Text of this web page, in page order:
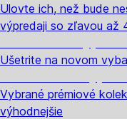
Ulovte ich, než bude
výpredaji so zľavou až
Ušetrite na novom
Vybrané prémiové
výhodnejšie